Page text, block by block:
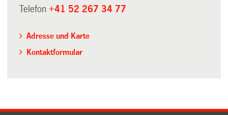
Telefon+41 52 267 34 77
Adresse und Karte
Kontaktformular